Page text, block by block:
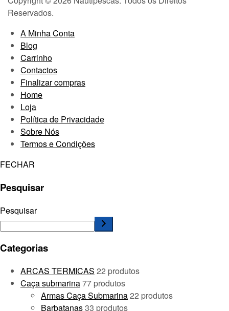
Reservados.
A Minha Conta
Blog
Carrinho
Contactos
Finalizar compras
Home
Loja
Política de Privacidade
Sobre Nós
Termos e Condições
FECHAR
Pesquisar
Pesquisar
Categorias
ARCAS TERMICAS 22 produtos
Caça submarina77 produtos
Armas Caça Submarina22 produtos
Barbatanas33 produtos